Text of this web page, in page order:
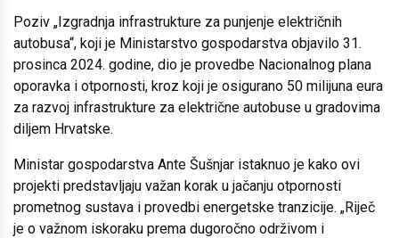
Poziv „Izgradnja infrastrukture za punjenje električnih
autobusa“, koji je Ministarstvo gospodarstva objavilo 31.
prosinca 2024. godine, dio je provedbe Nacionalnog plana
oporavka i otpornosti, kroz koji je osigurano 50 milijuna eura
za razvoj infrastrukture za električne autobuse u gradovima
diljem Hrvatske.
Ministar gospodarstva Ante Šušnjar istaknuo je kako ovi
projekti predstavljaju važan korak u jačanju otpornosti
prometnog sustava i provedbi energetske tranzicije. „Riječ
je o važnom iskoraku prema dugoročno održivom i